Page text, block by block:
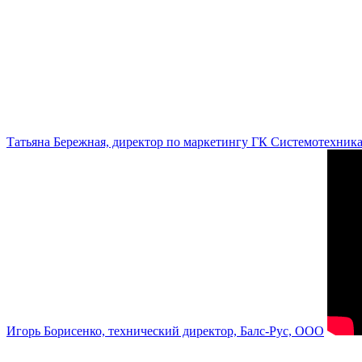
Татьяна Бережная, директор по маркетингу ГК Системотехника
Игорь Борисенко, технический директор, Балс-Рус, ООО